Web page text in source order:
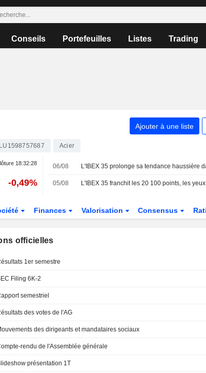
Conseils Portefeuilles Listes Trading
Ajouter à une liste
LU1598757687 Acier
18:32:28
-0,49%
06/08
05/08
Finances Valorisation Consensus
officielles
1er semestre
Filing 6K-2
semestriel
des votes de l'AG
des dirigeants et mandataires sociaux
rendu de l'Assemblée générale
présentation 1T